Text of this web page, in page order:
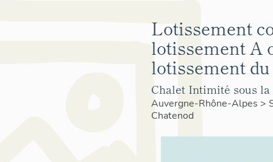
Lotissement
lotissement A
lotissement
Chalet Intimité sous la
Auvergne-Rhône-Alpes >
Chatenod